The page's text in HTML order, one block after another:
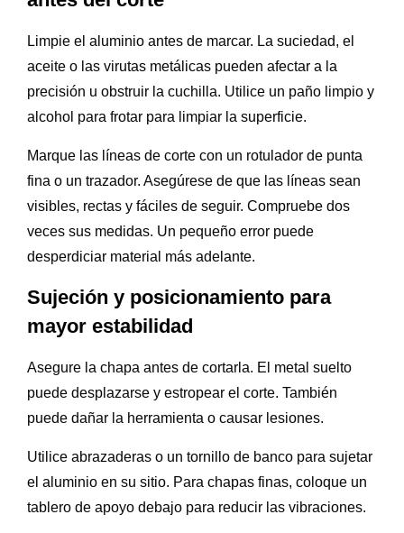
Limpie el aluminio antes de marcar. La suciedad, el
aceite o las virutas metálicas pueden afectar a la
precisión u obstruir la cuchilla. Utilice un paño limpio y
alcohol para frotar para limpiar la superficie.
Marque las líneas de corte con un rotulador de punta
fina o un trazador. Asegúrese de que las líneas sean
visibles, rectas y fáciles de seguir. Compruebe dos
veces sus medidas. Un pequeño error puede
desperdiciar material más adelante.
Sujeción y posicionamiento para
mayor estabilidad
Asegure la chapa antes de cortarla. El metal suelto
puede desplazarse y estropear el corte. También
puede dañar la herramienta o causar lesiones.
Utilice abrazaderas o un tornillo de banco para sujetar
el aluminio en su sitio. Para chapas finas, coloque un
tablero de apoyo debajo para reducir las vibraciones.